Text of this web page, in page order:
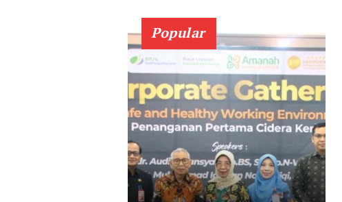
Popular